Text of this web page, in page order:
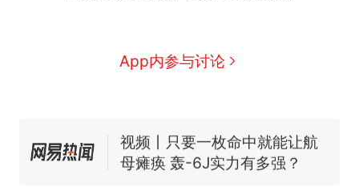
App内参与讨论
新 搬家报价570元，搬到楼下
交5060元才肯搬上楼！女子傻
视频丨只要一枚命中就能让航
母瘫痪 轰-6J实力有多强？